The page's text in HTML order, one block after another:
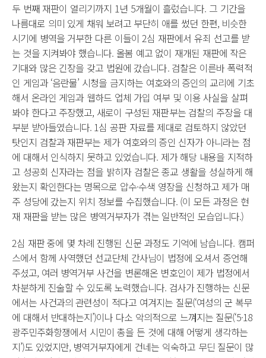
두 번째 재판이 열리기까지 1년 5개월이 흘렀습니다. 그 기간을
나름대로 의미 있게 채워 보려고 부단히 애를 썼던 한편, 비슷한
시기에 병역을 거부한 다른 이들이 2심 재판에서 유죄 선고를 받
는 것을 지켜봐야 했습니다. 올봄 예고 없이 재개된 재판에 작은
기대와 많은 긴장을 갖고 법원에 갔습니다. 검찰은 이른바 폭력적
인 게임과 ‘음란물’ 시청을 금지하는 여호와의 증인의 교리에 기초
해서 온라인 게임과 웹하드 업체 가입 여부 및 이용 사실을 살펴
봐야 한다고 주장했고, 새로이 구성된 재판부는 검찰의 주장을 대
부분 받아들였습니다. 1심 공판 자료를 제대로 검토하지 않았던
탓인지 검찰과 재판부는 제가 여호와의 증인 신자가 아니라는 점
에 대해서 인식하지 못하고 있었습니다. 제가 해당 내용을 지적하
고 성공회 신자라는 점을 밝히자 검찰은 종교 생활을 성실하게 해
왔는지 확인한다는 명목으로 압수·수색 영장을 신청하고 제가 매
주 성당에 갔는지 위치 정보를 수집했습니다. (이 모든 과정은 현
재 재판을 받는 많은 병역거부자가 겪는 일반적인 모습입니다.)
2심 재판 중에 몇 차례 진행된 신문 과정도 기억에 남습니다. 캠퍼
스에서 함께 사역했던 선교단체 간사님이 법정에 오셔서 증언해
주셨고, 여러 병역거부 사건을 변론해온 변호인이 제가 법정에서
차분하게 진술할 수 있도록 노력했습니다. 검사가 진행하는 신문
에서는 사건과의 관련성이 적다고 여겨지는 질문(‘여성의 군 복무
에 대해서 반대하는지’)이나 다소 악의적으로 느껴지는 질문(‘5·18
광주민주화항쟁에서 시민이 총을 든 것에 대해 어떻게 생각하는
지’)도 있었지만, 병역거부자에게 건네는 익숙하고 무딘 질문이 많